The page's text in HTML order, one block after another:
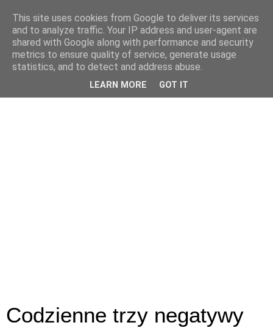
Codzienne trzy negatywy
This site uses cookies from Google to deliver its services
and to analyze traffic. Your IP address and user-agent are
shared with Google along with performance and security
metrics to ensure quality of service, generate usage
statistics, and to detect and address abuse.
LEARN MORE GOT IT